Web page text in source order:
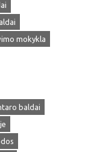
mokykla
baldai